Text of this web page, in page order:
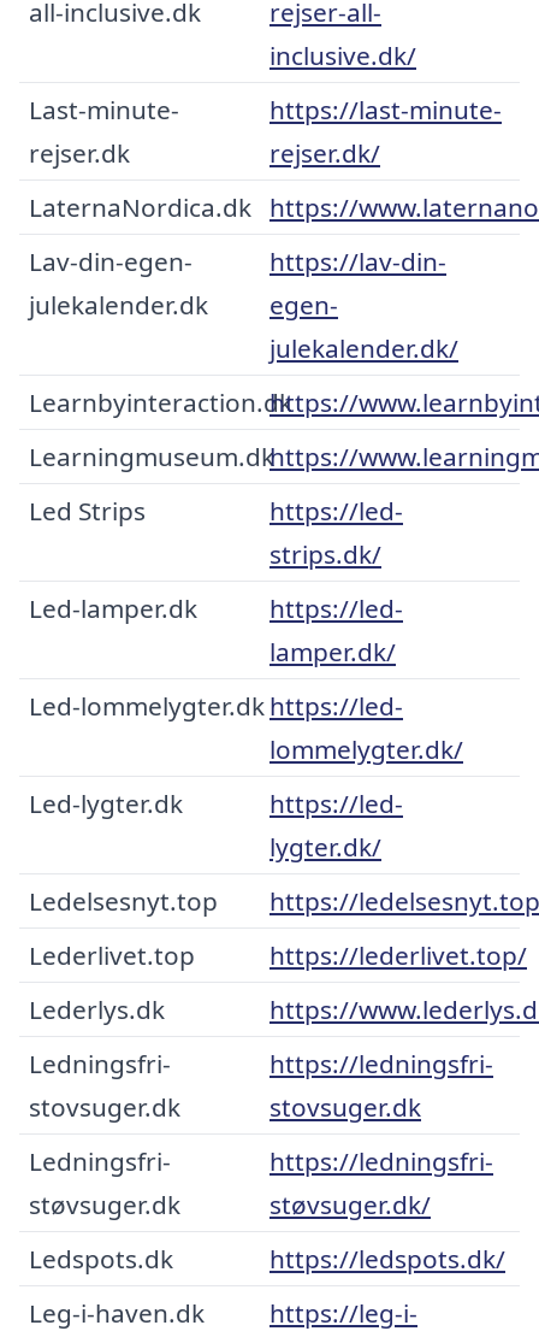
all-inclusive.dk
rejser-all-
inclusive.dk/
Last-minute-
rejser.dk
https://last-minute-
rejser.dk/
LaternaNordica.dk https://
Lav-din-egen-
julekalender.dk
https://lav-din-
egen-
julekalender.dk/
Learnbyinteraction.dkhttps://
Learningmuseum.dkhttps://
Led Strips
https://led-
strips.dk/
Led-lamper.dk
https://led-
lamper.dk/
Led-lommelygter.dkhttps://led-
lommelygter.dk/
Led-lygter.dk
https://led-
lygter.dk/
Ledelsesnyt.top
https://
Lederlivet.top
https://lederlivet.top/
Lederlys.dk
https://
Ledningsfri-
stovsuger.dk
https://ledningsfri-
stovsuger.dk
Ledningsfri-
støvsuger.dk
https://ledningsfri-
støvsuger.dk/
Ledspots.dk
https://ledspots.dk/
Leg-i-haven.dk
https://leg-i-